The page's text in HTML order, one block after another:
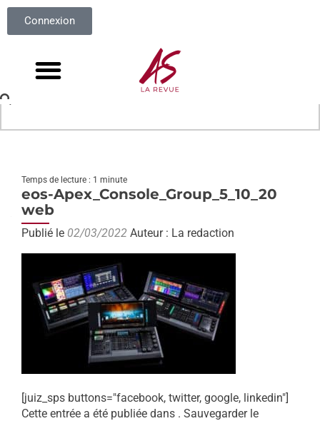
Connexion
Temps de lecture : 1 minute
eos-Apex_Console_Group_5_10_20
web
Publié le 02/03/2022 Auteur : La redaction
[juiz_sps buttons="facebook, twitter, google, linkedin"]
Cette entrée a été publiée dans . Sauvegarder le